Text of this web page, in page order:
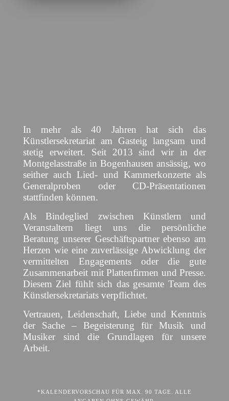
In mehr als 40 Jahren hat sich das
Künstlersekretariat am Gasteig langsam und
stetig erweitert. Seit 2013 sind wir in der
Montgelasstraße in Bogenhausen ansässig, wo
seither auch Lied- und Kammerkonzerte als
Generalproben oder CD-Präsentationen
stattfinden können.
Als Bindeglied zwischen Künstlern und
Veranstaltern liegt uns die persönliche
Beratung unserer Geschäftspartner ebenso am
Herzen wie eine zuverlässige Abwicklung der
vermittelten Engagements oder die gute
Zusammenarbeit mit Plattenfirmen und Presse.
Diesem Ziel fühlt sich das gesamte Team des
Künstlersekretariats verpflichtet.
Vertrauen, Leidenschaft, Liebe und Kenntnis
der Sache – Begeisterung für Musik und
Musiker sind die Grundlagen für unsere
Arbeit.
*KALENDERVORSCHAU FÜR MAX. 90 TAGE. ALLE